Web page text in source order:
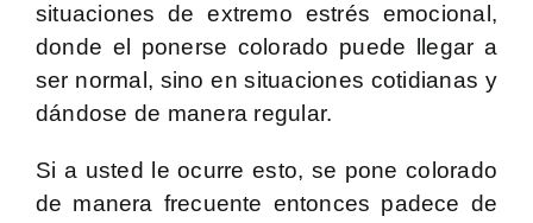
situaciones de extremo estrés emocional,
donde el ponerse colorado puede llegar a
ser normal, sino en situaciones cotidianas y
dándose de manera regular.
Si a usted le ocurre esto, se pone colorado
de manera frecuente entonces padece de